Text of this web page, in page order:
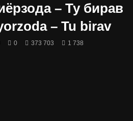
– Ту бирав
– Tu birav
0 373 703 1 738